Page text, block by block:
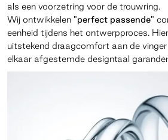
als een voorzetring voor de trouwring.
Wij ontwikkelen "perfect passende"
eenheid tijdens het ontwerpproces.
uitstekend draagcomfort aan de
elkaar afgestemde designtaal